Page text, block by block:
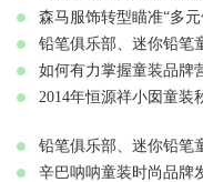
森马服饰转型瞄准“多
铅笔俱乐部、迷你铅笔
如何有力掌握童装品牌
2014年恒源祥小囡童装
铅笔俱乐部、迷你铅笔
辛巴呐呐童装时尚品牌